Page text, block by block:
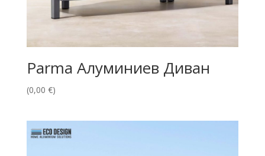
Parma Алуминиев Диван
(0,00 €)